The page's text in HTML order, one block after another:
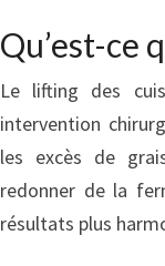
Qu’est-ce
Le lifting des
intervention
les excès de
redonner de la
résultats plus